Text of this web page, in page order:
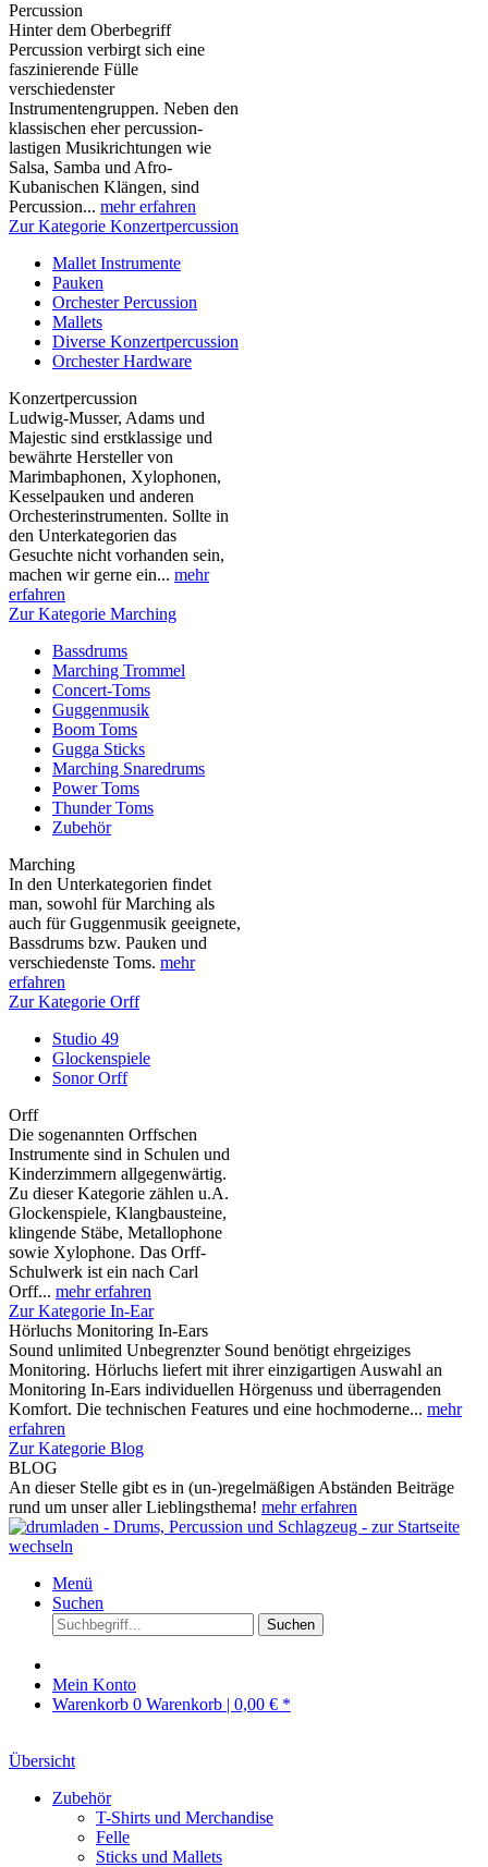
Percussion
Hinter dem Oberbegriff
Percussion verbirgt sich eine
faszinierende Fülle
verschiedenster
Instrumentengruppen. Neben den
klassischen eher percussion-
lastigen Musikrichtungen wie
Salsa, Samba und Afro-
Kubanischen Klängen, sind
Percussion... mehr erfahren
Zur Kategorie Konzertpercussion
Mallet Instrumente
Pauken
Orchester Percussion
Mallets
Diverse Konzertpercussion
Orchester Hardware
Konzertpercussion
Ludwig-Musser, Adams und
Majestic sind erstklassige und
bewährte Hersteller von
Marimbaphonen, Xylophonen,
Kesselpauken und anderen
Orchesterinstrumenten. Sollte in
den Unterkategorien das
Gesuchte nicht vorhanden sein,
machen wir gerne ein... mehr
erfahren
Zur Kategorie Marching
Bassdrums
Marching Trommel
Concert-Toms
Guggenmusik
Boom Toms
Gugga Sticks
Marching Snaredrums
Power Toms
Thunder Toms
Zubehör
Marching
In den Unterkategorien findet
man, sowohl für Marching als
auch für Guggenmusik geeignete,
Bassdrums bzw. Pauken und
verschiedenste Toms. mehr
erfahren
Zur Kategorie Orff
Studio 49
Glockenspiele
Sonor Orff
Orff
Die sogenannten Orffschen
Instrumente sind in Schulen und
Kinderzimmern allgegenwärtig.
Zu dieser Kategorie zählen u.A.
Glockenspiele, Klangbausteine,
klingende Stäbe, Metallophone
sowie Xylophone. Das Orff-
Schulwerk ist ein nach Carl
Orff... mehr erfahren
Zur Kategorie In-Ear
Hörluchs Monitoring In-Ears
Sound unlimited Unbegrenzter Sound benötigt ehrgeiziges
Monitoring. Hörluchs liefert mit ihrer einzigartigen Auswahl an
Monitoring In-Ears individuellen Hörgenuss und überragenden
Komfort. Die technischen Features und eine hochmoderne... mehr
erfahren
Zur Kategorie Blog
BLOG
An dieser Stelle gibt es in (un-)regelmäßigen Abständen Beiträge
rund um unser aller Lieblingsthema! mehr erfahren
Menü
Suchen
Suchen
Mein Konto
Warenkorb 0 Warenkorb | 0,00 € *
Übersicht
Zubehör
T-Shirts und Merchandise
Felle
Sticks und Mallets